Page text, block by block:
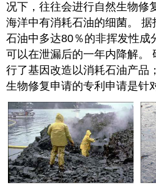
况下，往往会进行自然生物修
海洋中有消耗石油的细菌。 据
石油中多达80％的非挥发性成
可以在泄漏后的一年内降解。
行了基因改造以消耗石油产品
生物修复申请的专利申请是针